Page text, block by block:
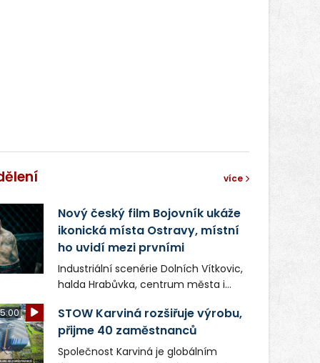
více
Nový český film Bojovník ukáže
ikonická místa Ostravy, místní
ho uvidí mezi prvními
Industriální scenérie Dolních Vítkovic,
halda Hrabůvka, centrum města i
v novém filmu Bojovník, který vstoupí
do kin už 13. srpna. Režiséři Vojtěch
Frič a Tomáš Dianiška si
STOW Karviná rozšiřuje výrobu,
přijme 40 zaměstnanců
Společnost Karviná je globálním